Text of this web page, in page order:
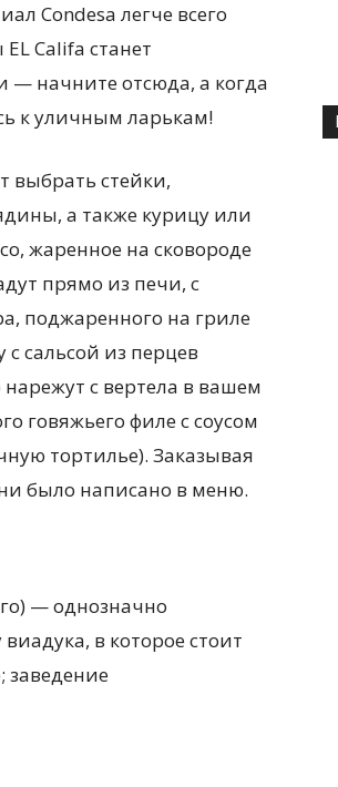
Condesa легче всего
Califa станет
— начните отсюда, а когда
к уличным ларькам!
выбрать стейки,
а также курицу или
жаренное на сковороде
прямо из печи, с
поджаренного на гриле
сальсой из перцев
с вертела в вашем
говяжьего филе с соусом
тортилье). Заказывая
было написано в меню.
— однозначно
в которое стоит
заведение